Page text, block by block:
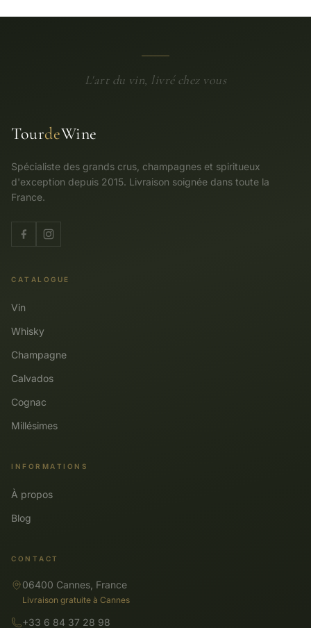
L'art du vin, livré chez vous
TourdeWine
Spécialiste des grands crus, champagnes et spiritueux
d'exception depuis 2015. Livraison soignée dans toute la
France.
CATALOGUE
Vin
Whisky
Champagne
Calvados
Cognac
Millésimes
INFORMATIONS
À propos
Blog
CONTACT
06400 Cannes, France
Livraison gratuite à Cannes
+33 6 84 37 28 98